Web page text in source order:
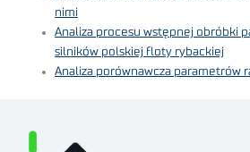
nimi
Analiza procesu wstępnej obróbki
silników polskiej floty rybackiej
Analiza porównawcza parametrów